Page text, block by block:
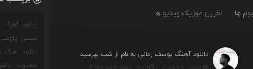
ها اخرین موزیک ویدیو ها
دانلود آهنگ یوسف زمانی به نام از شب بپرسید
بازدید : ۰ بازدید بار / تاریخ : جمعه ۱۶ مرداد ۱۴۰۵
دانلود آهنگ
محسن
دانلود
احمدوند